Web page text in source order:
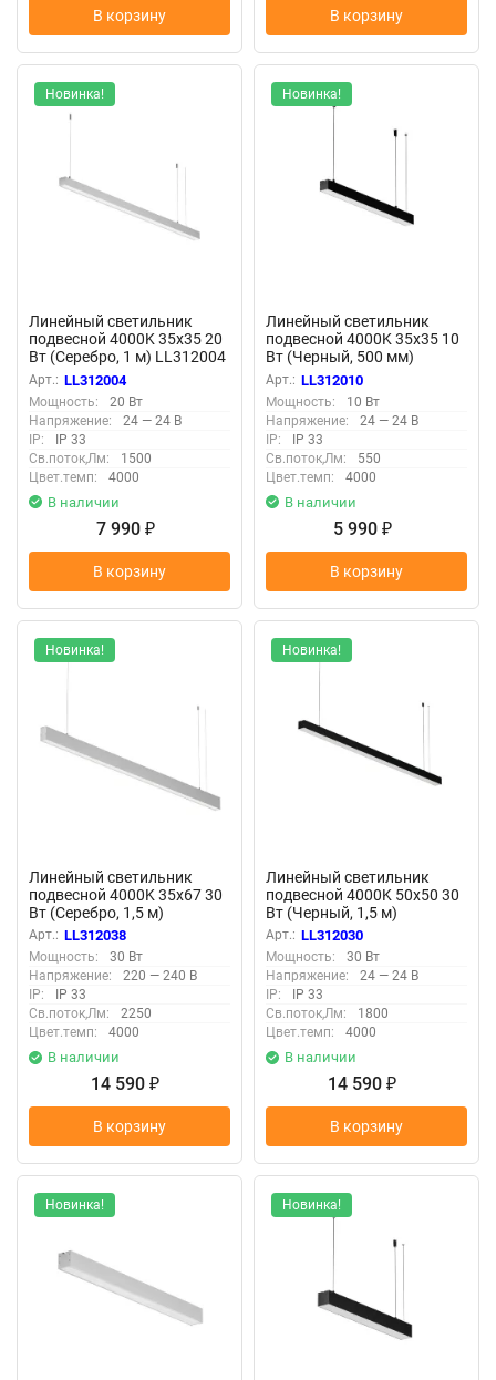
В корзину В корзину
Новинка!
Линейный светильник
подвесной 4000K 35x35 20
Вт (Серебро, 1 м) LL312004
(Серебро) LL312004
Арт.: LL312004
Мощность:
20 Вт
Напряжение:
24 — 24 В
IP:
IP 33
Св.поток,Лм:
1500
Цвет.темп:
4000
В наличии
7 990 ₽
В корзину
Новинка!
Линейный светильник
подвесной 4000K 35x35 10
Вт (Черный, 500 мм)
LL312010 (Черный)
LL312010
Арт.: LL312010
Мощность:
10 Вт
Напряжение:
24 — 24 В
IP:
IP 33
Св.поток,Лм:
550
Цвет.темп:
4000
В наличии
5 990 ₽
В корзину
Новинка!
Линейный светильник
подвесной 4000K 35x67 30
Вт (Серебро, 1,5 м)
LL312038 (Серебро)
LL312038
Арт.: LL312038
Мощность:
30 Вт
Напряжение:
220 — 240 В
IP:
IP 33
Св.поток,Лм:
2250
Цвет.темп:
4000
В наличии
14 590 ₽
В корзину
Новинка!
Линейный светильник
подвесной 4000K 50x50 30
Вт (Черный, 1,5 м)
LL312030 (Черный)
LL312030
Арт.: LL312030
Мощность:
30 Вт
Напряжение:
24 — 24 В
IP:
IP 33
Св.поток,Лм:
1800
Цвет.темп:
4000
В наличии
14 590 ₽
В корзину
Новинка! Новинка!